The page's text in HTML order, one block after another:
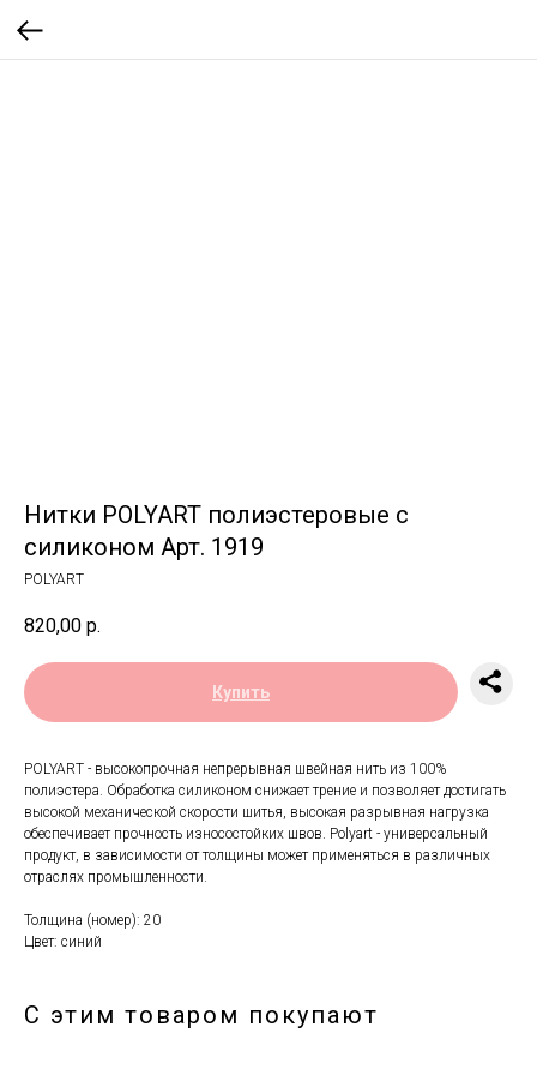
Нитки POLYART полиэстеровые с
силиконом Арт. 1919
POLYART
820,00 р.
Купить
POLYART - высокопрочная непрерывная швейная нить из 100%
полиэстера. Обработка силиконом снижает трение и позволяет достигать
высокой механической скорости шитья, высокая разрывная нагрузка
обеспечивает прочность износостойких швов. Polyart - универсальный
продукт, в зависимости от толщины может применяться в различных
отраслях промышленности.
Толщина (номер): 20
Цвет: синий
С этим товаром покупают